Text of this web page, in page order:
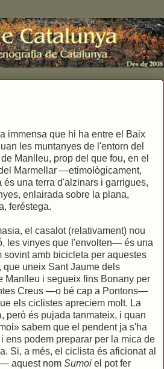
immensa que hi ha entre el Baix
les muntanyes de l'entorn del
Manlleu, prop del que fou, en el
Marmellar —etimològicament,
és una terra d'alzinars i garrigues,
enlairada sobre la plana,
feréstega.
el casalot (relativament) nou
les vinyes que l'envolten— és una
sovint amb bicicleta per aquestes
que uneix Sant Jaume dels
Manlleu i segueix fins Bonany per
Creus —o bé cap a Pontons—
els ciclistes apreciem molt. La
però és pujada tanmateix, i quan
sabem que el pendent ja s'ha
podem preparar per la mica de
Si, a més, el ciclista és aficionat al
aquest nom Sumoi el pot fer